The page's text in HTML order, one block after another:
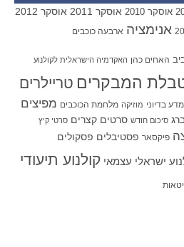
אוסקר 2010 אוסקר 2011 אוסקר 2012
אנימציה ארבעה כוכבים
האחים כהן האקדמיה הישראלית לקולנוע
המבקרים טריילרים
מדע בדיוני מוזיקה מלחמת הכוכבים מפיצים
סיכום חודש סרטים קצרים סרטי קיץ
פיקסאר פסטיבלים פסקולים
ישראלי עצמאי קולנוע תיעודי